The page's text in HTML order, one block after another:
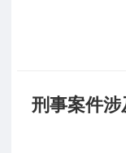
刑事案件